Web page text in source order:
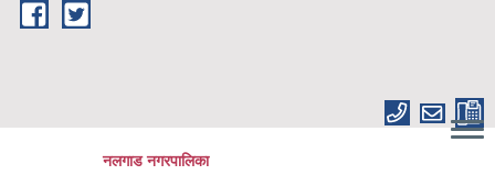
Skip to main content
नलगाड नगरपालिका